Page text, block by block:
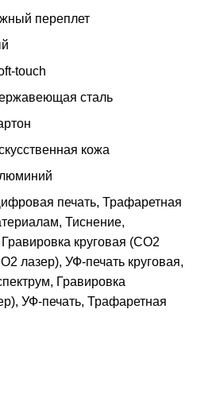
переплет
touch
cталь
кожа
печать, Трафаретная
Тиснение,
круговая (CO2
лазер), УФ-печать круговая,
Гравировка
УФ-печать, Трафаретная